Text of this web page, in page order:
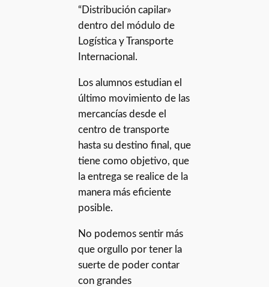
“Distribución capilar»
dentro del módulo de
Logística y Transporte
Internacional.
Los alumnos estudian el
último movimiento de las
mercancías desde el
centro de transporte
hasta su destino final, que
tiene como objetivo, que
la entrega se realice de la
manera más eficiente
posible.
No podemos sentir más
que orgullo por tener la
suerte de poder contar
con grandes